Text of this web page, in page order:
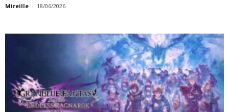
Mireille - 18/06/2026